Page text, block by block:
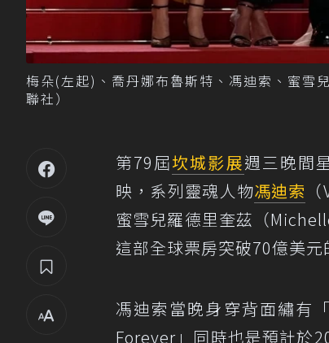
梅朵(左起)、喬丹娜布魯斯特、馮迪索、蜜
聯社）
第79屆坎城影展週三晚間
映，系列靈魂人物馮迪索
蜜雪兒羅德里奎茲（
這部全球票房突破70億美元
馮迪索當晚身穿背面繡有
Forever」同時也是預計於